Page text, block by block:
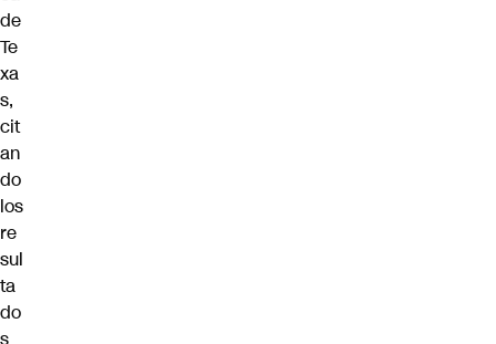
de
Te
xa
s,
cit
an
do
los
re
sul
ta
do
s